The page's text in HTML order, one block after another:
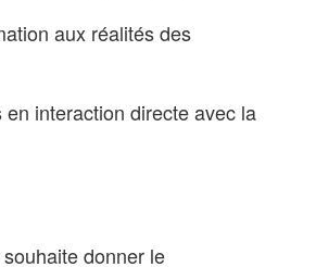
aux réalités des
interaction directe avec la
donner le